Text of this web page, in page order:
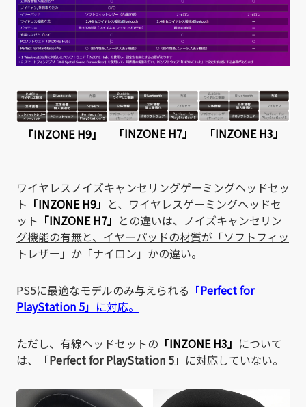
「INZONE H9」 「INZONE H7」 「INZONE H3」
ワイヤレスノイズキャンセリングゲーミングヘッドセッ
ト 「INZONE H9」 と、ワイヤレスゲーミングヘッドセ
ット 「INZONE H7」 との違いは、 ノイズキャンセリン
グ機能の有無と、イヤーパッドの材質が「ソフトフィッ
トレザー」か「ナイロン」かの違い。
PS5に最適なモデルのみ与えられる 「Perfect for
PlayStation 5」に対応。
ただし、有線ヘッドセットの 「INZONE H3」 について
は、「Perfect for PlayStation 5」に対応していない。